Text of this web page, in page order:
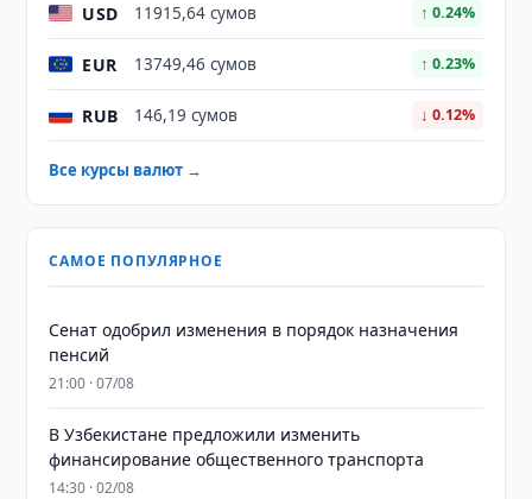
USD 11915,64 сумов ↑ 0.24%
EUR 13749,46 сумов ↑ 0.23%
RUB 146,19 сумов ↓ 0.12%
Все курсы валют →
САМОЕ ПОПУЛЯРНОЕ
Сенат одобрил изменения в порядок назначения
пенсий
21:00 · 07/08
В Узбекистане предложили изменить
финансирование общественного транспорта
14:30 · 02/08